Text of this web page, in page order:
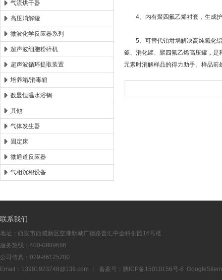
气流烘干器
高压消解罐
微波化学反应器系列
超声波细胞粉碎机
超声波循环提取装置
培养箱/消毒箱
数显恒温水浴锅
其他
气体发生器
固定床
微通道反应器
气相沉积设备
4、内有聚四氟乙烯衬套，生成护
5、可替代铂坩埚解决高纯氧化铝
釜、消化罐、聚四氟乙烯高压罐，
元素时消解样品的得力助手。样品
联系我们
地址：西安市西咸新区空港新城广德路普汇中金科创园16号楼
服务热线：400-0889686
公司传真：029-86125200
Email：13991923748@139.com | 备案号： 陕ICP备15010156号-6